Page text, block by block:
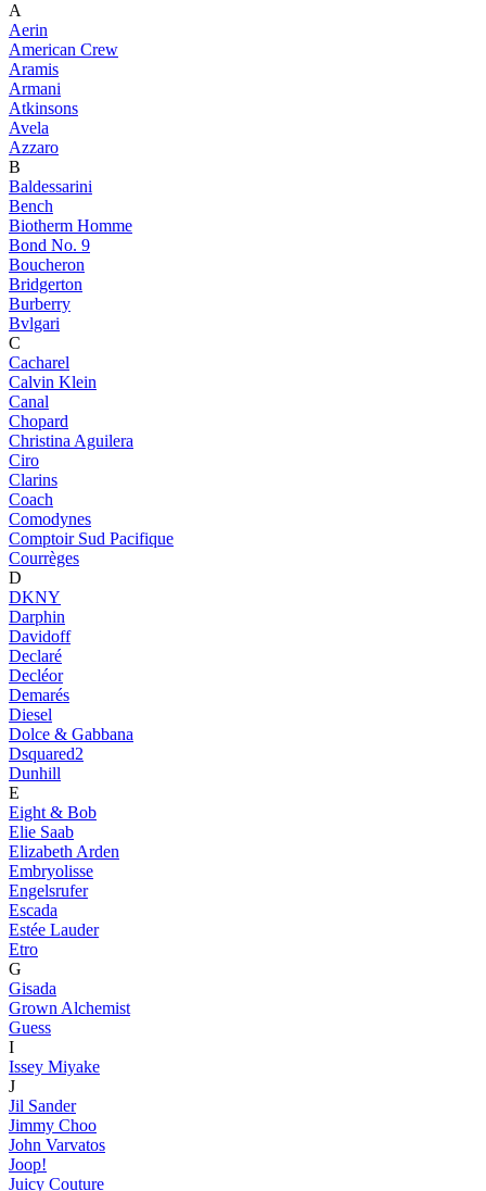
A
Aerin
American Crew
Aramis
Armani
Atkinsons
Avela
Azzaro
B
Baldessarini
Bench
Biotherm Homme
Bond No. 9
Boucheron
Bridgerton
Burberry
Bvlgari
C
Cacharel
Calvin Klein
Canal
Chopard
Christina Aguilera
Ciro
Clarins
Coach
Comodynes
Comptoir Sud Pacifique
Courrèges
D
DKNY
Darphin
Davidoff
Declaré
Decléor
Demarés
Diesel
Dolce & Gabbana
Dsquared2
Dunhill
E
Eight & Bob
Elie Saab
Elizabeth Arden
Embryolisse
Engelsrufer
Escada
Estée Lauder
Etro
G
Gisada
Grown Alchemist
Guess
I
Issey Miyake
J
Jil Sander
Jimmy Choo
John Varvatos
Joop!
Juicy Couture